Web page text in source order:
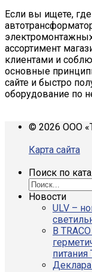
Если вы ищете,
ассортимент
клиентами и
основные
сайте и быстро
оборудование по
© 2026 ООО
Карта сайта
Поиск по
Новости
ULV –
В
питания